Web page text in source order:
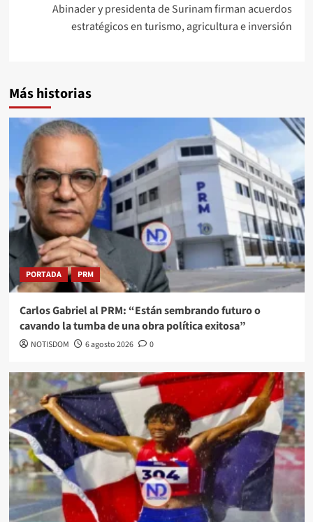
Abinader y presidenta de Surinam firman acuerdos
estratégicos en turismo, agricultura e inversión
Más historias
PORTADA PRM
Carlos Gabriel al PRM: “Están sembrando futuro o
cavando la tumba de una obra política exitosa”
NOTISDOM 6 agosto 2026 0